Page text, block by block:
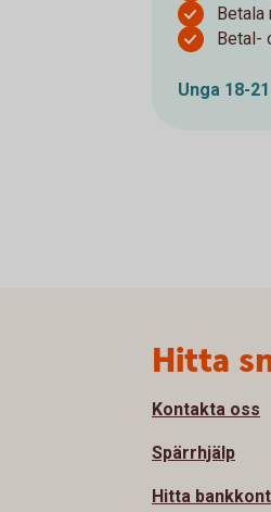
Betala
Betal-
Unga 18-
Hitta
Kontakta oss
Spärrhjälp
Hitta